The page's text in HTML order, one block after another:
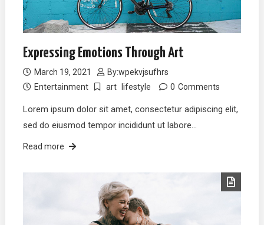
Expressing Emotions Through Art
March 19, 2021 By:wpekvjsufhrs
Entertainment
art lifestyle 0 Comments
Lorem ipsum dolor sit amet, consectetur adipiscing elit,
sed do eiusmod tempor incididunt ut labore…
Read more